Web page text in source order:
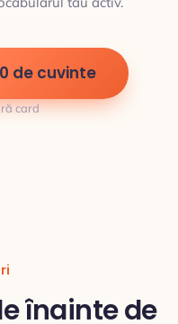
de cuvinte
card
înainte de